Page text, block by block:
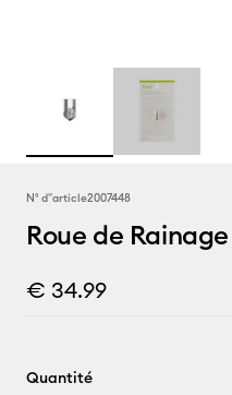
N° d''article2007448
Roue de
€ 34.99
Quantité